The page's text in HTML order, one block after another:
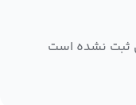
ثبت نشده است